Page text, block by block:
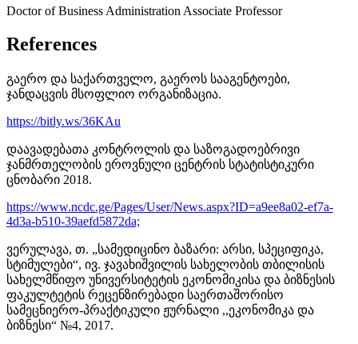
Doctor of Business Administration Associate Professor
References
გაერო და საქართველო, გაეროს სააგენტოები,
ჯანდაცვის მსოფლიო ორგანიზაცია.
https://bitly.ws/36KAu
დაავადებათა კონტროლის და საზოგადოებრივი
ჯანმრთელობის ეროვნული ცენტრის სტატისტიკური
ცნობარი 2018.
https://www.ncdc.ge/Pages/User/News.aspx?ID=a9ee8a02-ef7a-
4d3a-b510-39aefd5872da;
ვერულავა, თ. „სამედიცინო ბაზარი: არსი, სპეციფიკა,
სტიმულები“, ივ. ჯავახიშვილის სახელობის თბილისის
სახელმწიფო უნივერსიტეტის ეკონომიკისა და ბიზნესის
ფაკულტეტის რეცენზირებადი საერთაშორისო
სამეცნიერო-პრაქტიკული ჟურნალი ,,ეკონომიკა და
ბიზნესი“ №4, 2017.